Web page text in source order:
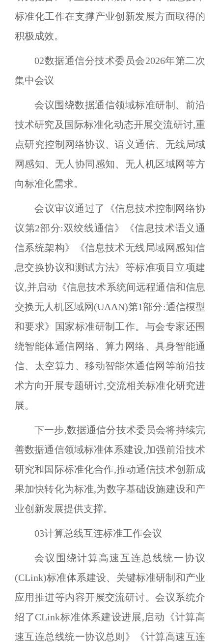
标准化工作在支撑产业创新发展方面取得的
积极成效。
02数据通信分技术委员会2026年第二次
集中会议
会议围绕数据通信领域标准研制、前沿
技术研究及国际标准化动态开展交流研讨,重
点研究控制网络协议、语义通信、无线局域
网感知、无人协同感知、无人机区域网等方
向标准化需求。
会议审议通过了《信息技术控制网络协
议第2部分:双绞线通信》《信息技术语义通
信系统架构》《信息技术无线局域网感知信
息交换协议和测试方法》等标准项目立项建
议,并启动《信息技术系统间远程通信和信息
交换无人机区域网(UAAN)第1部分:通信模型
和要求》国家标准研制工作。与会专家还围
绕智能体通信网络、算力网络、具身智能通
信、太空算力、移动智能体通信网等前沿技
术方向开展专题研讨,交流相关标准化研究进
展。
下一步,数据通信分技术委员会将持续完
善数据通信领域标准体系建设,加强前沿技术
研究和国际标准化合作,推动通信技术创新成
果加快转化为标准,为数字基础设施建设和产
业创新发展提供支撑。
03计算总线互连标准工作会议
会议围绕计算高速互连总线统一协议
(CLink)标准体系建设、关键标准研制和产业
应用推进等内容开展交流研讨。会议系统介
绍了CLink标准体系建设进展,启动《计算高
速互连总线统一协议总则》《计算高速互连